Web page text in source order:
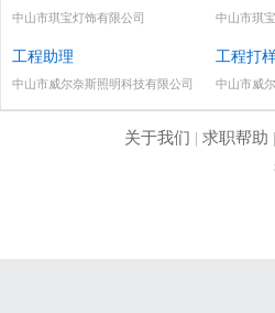
中山市琪宝灯饰有限公司 中山市琪
工程助理
中山市威尔奈斯照明科技有限公司
工程打
中山市威
关于我们 | 求职帮助 |